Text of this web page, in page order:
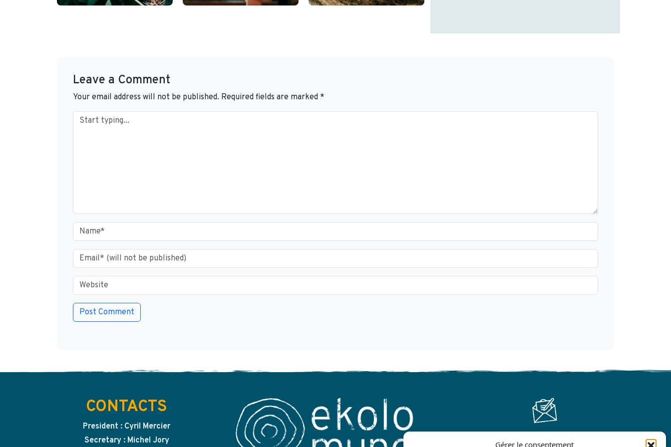
Gérer le consentement
Leave a Comment
Your email address will not be published. Required fields are marked *
CONTACTS
President : Cyril Mercier
Secretary : Michel Jory